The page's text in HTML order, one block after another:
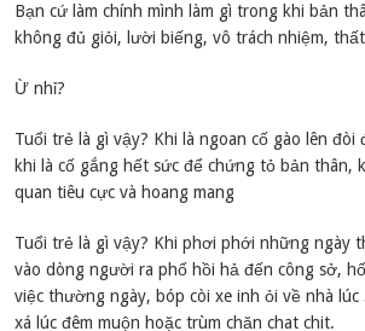
Bạn cứ làm chính mình làm gì trong khi bản
không đủ giỏi, lười biếng, vô trách nhiệm, thất
Ừ nhỉ?
Tuổi trẻ là gì vậy? Khi là ngoan cố gào lên đòi
khi là cố gắng hết sức để chứng tỏ bản thân,
quan tiêu cực và hoang mang
Tuổi trẻ là gì vậy? Khi phơi phới những ngày
vào dòng người ra phố hồi hả đến công sở,
việc thường ngày, bóp còi xe inh ỏi về nhà lúc
xá lúc đêm muộn hoặc trùm chăn chat chit.